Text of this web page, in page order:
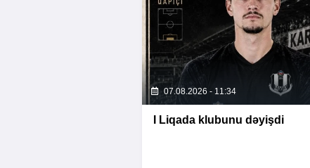
07.08.2026 - 11:34
I Liqada klubunu dəyişdi